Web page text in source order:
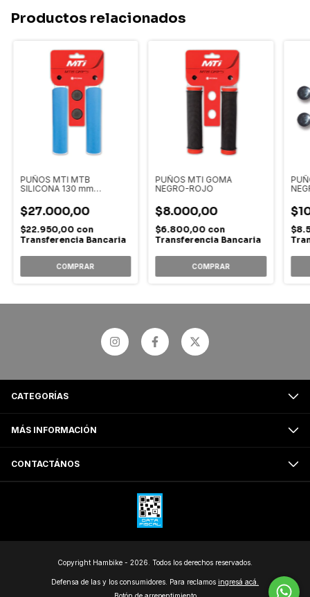
Productos relacionados
PUÑOS MTI MTB
SILICONA 130 mm
$27.000,00
$22.950,00 con
Transferencia Bancaria
PUÑOS MTI GOMA
NEGRO-ROJO
$8.000,00
$6.800,00 con
Transferencia Bancaria
CATEGORÍAS
MÁS INFORMACIÓN
CONTACTÁNOS
Copyright Hambike - 2026. Todos los derechos reservados.
Defensa de las y los consumidores. Para reclamos ingresá acá.